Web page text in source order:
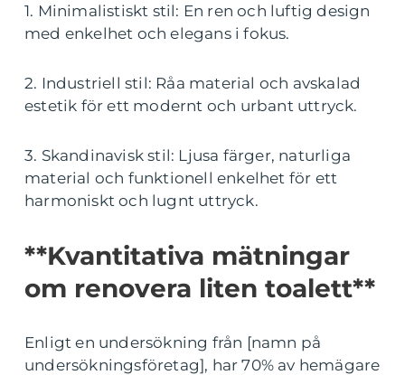
1. Minimalistiskt stil: En ren och luftig design
med enkelhet och elegans i fokus.
2. Industriell stil: Råa material och avskalad
estetik för ett modernt och urbant uttryck.
3. Skandinavisk stil: Ljusa färger, naturliga
material och funktionell enkelhet för ett
harmoniskt och lugnt uttryck.
**Kvantitativa mätningar
om renovera liten toalett**
Enligt en undersökning från [namn på
undersökningsföretag], har 70% av hemägare